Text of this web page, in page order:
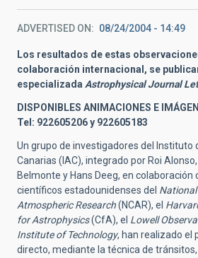
ADVERTISED ON 08/24/2004 - 14:49
Los resultados de estas
colaboración internacional, se
especializada Astrophysical Journal
DISPONIBLES ANIMACIONES E
Tel: 922605206 y 922605183
Un grupo de investigadores del Instituto
Canarias (IAC), integrado por Roi
Belmonte y Hans Deeg, en colaboración
científicos estadounidenses del
Atmospheric Research(NCAR), el
for Astrophysics(CfA), el Lowell
Institute of Technology, han realizado el
directo, mediante la técnica de